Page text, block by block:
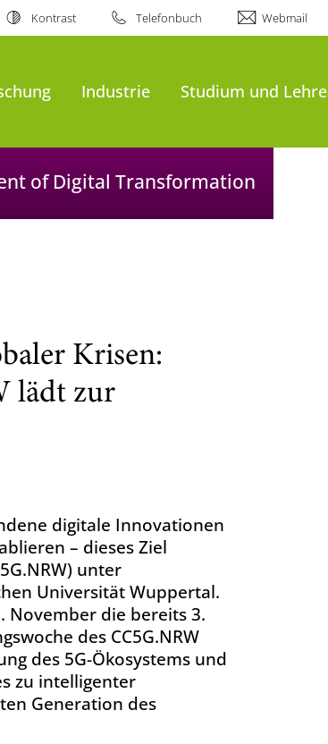
Kontrast Telefonbuch Webmail
Industrie Studium und Lehre
of Digital Transformation
Krisen:
lädt zur
digitale Innovationen
– dieses Ziel
unter
Universität Wuppertal.
November die bereits 3.
des CC5G.NRW
des 5G-Ökosystems und
zu intelligenter
Generation des